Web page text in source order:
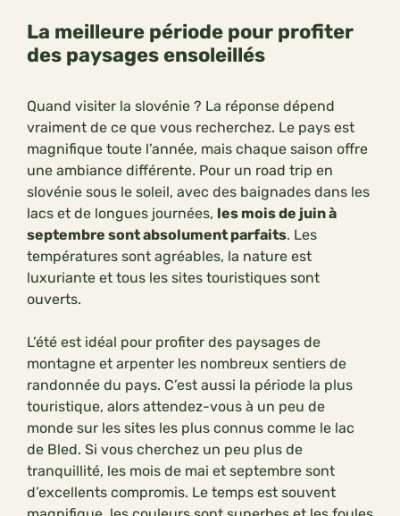
La meilleure période pour profiter
des paysages ensoleillés
Quand visiter la slovénie ? La réponse dépend
vraiment de ce que vous recherchez. Le pays est
magnifique toute l’année, mais chaque saison offre
une ambiance différente. Pour un road trip en
slovénie sous le soleil, avec des baignades dans les
lacs et de longues journées, les mois de juin à
septembre sont absolument parfaits. Les
températures sont agréables, la nature est
luxuriante et tous les sites touristiques sont
ouverts.
L’été est idéal pour profiter des paysages de
montagne et arpenter les nombreux sentiers de
randonnée du pays. C’est aussi la période la plus
touristique, alors attendez-vous à un peu de
monde sur les sites les plus connus comme le lac
de Bled. Si vous cherchez un peu plus de
tranquillité, les mois de mai et septembre sont
d’excellents compromis. Le temps est souvent